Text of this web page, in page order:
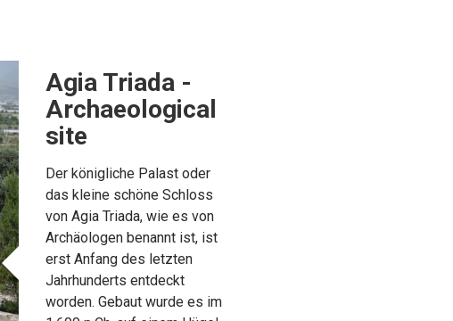
Agia Triada -
Archaeological
site
Der königliche Palast oder
das kleine schöne Schloss
von Agia Triada, wie es von
Archäologen benannt ist, ist
erst Anfang des letzten
Jahrhunderts entdeckt
worden. Gebaut wurde es im